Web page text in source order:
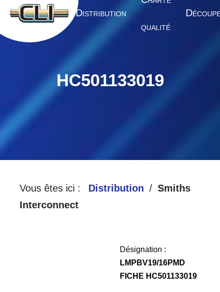
A CCUEIL DISTRIBUTION
QUALITÉ
D
HC501133019
Vous êtes ici : Distribution
Smiths
Interconnect
Désignation :
LMPBV19/16PMD
FICHE HC501133019